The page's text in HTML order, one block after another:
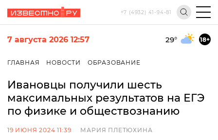
+7 (4932) 41-94-81
7 августа 2026 12:57 29° 18+
ГЛАВНАЯ НОВОСТИ ОБРАЗОВАНИЕ
Ивановцы получили шесть
максимальных результатов на ЕГЭ
по физике и обществознанию
19 ИЮНЯ 2024 11:39 МАРИЯ ПЛЕТЮХИНА